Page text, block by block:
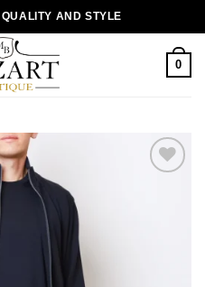
AND STYLE
0